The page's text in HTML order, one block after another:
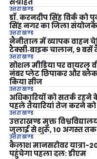
उत्तराखण्ड
डॉ. करनदीप सिंह विर्क को
सिंह नगर का जिला
उत्तराखण्ड
नैनीताल में व्यापक वाहन
टैक्सी‑बाइक चालान, 9 बसें
उत्तराखण्ड
सोशल मीडिया पर वायरल
नंबर प्लेट छिपाकर और
किया सीज
उत्तराखण्ड
अधिकारियों को सतर्क
पहले तैयारियां तेज करने
उत्तराखण्ड
उत्तराखण्ड मुक्त
जुलाई से शुरू, 10 अगस्त
उत्तराखण्ड
कैलाश मानसरोवर यात्रा-
पहुंचेगा पहला दल: डीएम